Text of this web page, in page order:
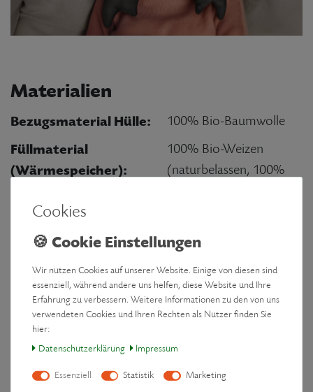
Materialien
Bezugsmaterial Hülle: 100% Bio-Baumwolle
Füllmaterial
(Wärmespeicher):
100% Bio-Weizen
(naturbelassen, 100%
Segeltuchgarn für
langlebige Nähte
Verpackungsmaterial:
(vollständig
wiederverwertbar)
Cookies
Wir nutzen Cookies auf unserer Website. Einige von diesen sind
essenziell, während andere uns helfen, diese Website und Ihre
Erfahrung zu verbessern. Weitere Informationen zu den von uns
verwendeten Cookies und Ihren Rechten als Nutzer finden Sie
hier:
Daten­schutz­erklärung
Impressum
Essenziell Statistik Marketing